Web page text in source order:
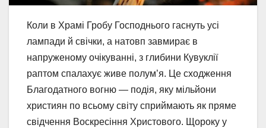
Коли в Храмі Гробу Господнього гаснуть усі
лампади й свічки, а натовп завмирає в
напруженому очікуванні, з глибини Кувуклії
раптом спалахує живе полум’я. Це сходження
Благодатного вогню — подія, яку мільйони
християн по всьому світу сприймають як пряме
свідчення Воскресіння Христового. Щороку у